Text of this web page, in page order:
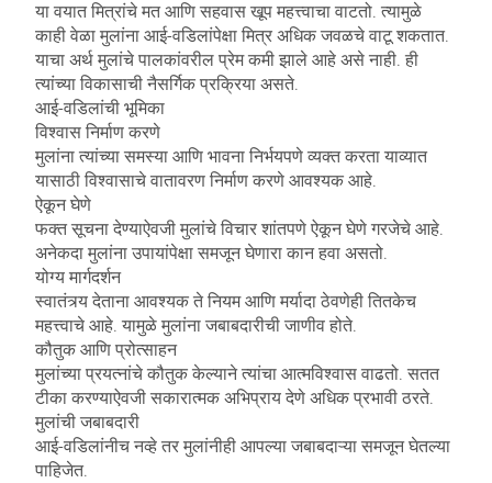
या वयात मित्रांचे मत आणि सहवास खूप महत्त्वाचा वाटतो. त्यामुळे
काही वेळा मुलांना आई-वडिलांपेक्षा मित्र अधिक जवळचे वाटू शकतात.
याचा अर्थ मुलांचे पालकांवरील प्रेम कमी झाले आहे असे नाही. ही
त्यांच्या विकासाची नैसर्गिक प्रक्रिया असते.
आई-वडिलांची भूमिका
विश्वास निर्माण करणे
मुलांना त्यांच्या समस्या आणि भावना निर्भयपणे व्यक्त करता याव्यात
यासाठी विश्वासाचे वातावरण निर्माण करणे आवश्यक आहे.
ऐकून घेणे
फक्त सूचना देण्याऐवजी मुलांचे विचार शांतपणे ऐकून घेणे गरजेचे आहे.
अनेकदा मुलांना उपायांपेक्षा समजून घेणारा कान हवा असतो.
योग्य मार्गदर्शन
स्वातंत्र्य देताना आवश्यक ते नियम आणि मर्यादा ठेवणेही तितकेच
महत्त्वाचे आहे. यामुळे मुलांना जबाबदारीची जाणीव होते.
कौतुक आणि प्रोत्साहन
मुलांच्या प्रयत्नांचे कौतुक केल्याने त्यांचा आत्मविश्वास वाढतो. सतत
टीका करण्याऐवजी सकारात्मक अभिप्राय देणे अधिक प्रभावी ठरते.
मुलांची जबाबदारी
आई-वडिलांनीच नव्हे तर मुलांनीही आपल्या जबाबदाऱ्या समजून घेतल्या
पाहिजेत.